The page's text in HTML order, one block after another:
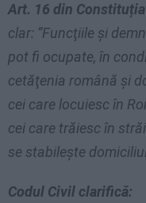
Art. 16 din
clar: ”Funcţiile şi
pot fi ocupate, în
cetăţenia română şi
cei care locuiesc în
cei care trăiesc în
se stabilește
Codul Civil clarifică: